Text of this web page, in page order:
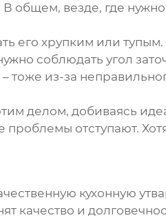
общем, везде, где
его хрупким или
соблюдать угол
тоже из-за
делом, добиваясь
отступают.
кухонную
качество и